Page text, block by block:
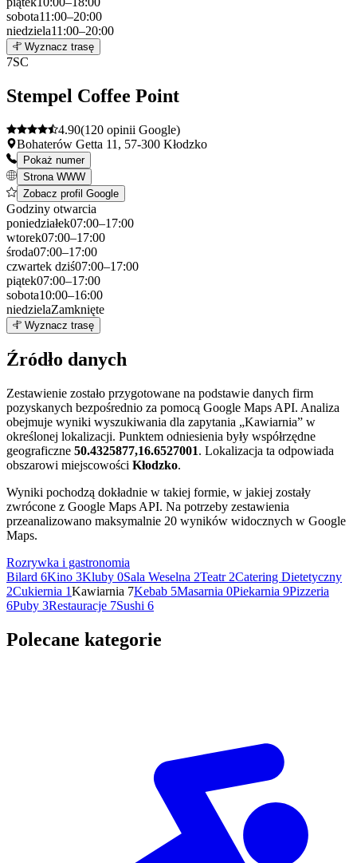
sobota11:00–20:00
niedziela11:00–20:00
+
Wyznacz trasę
7SC
Stempel Coffee Point
4.90(120 opinii Google)
Bohaterów Getta 11, 57-300 Kłodzko
Pokaż numer
Strona WWW
Zobacz profil Google
Godziny otwarcia
poniedziałek07:00–17:00
wtorek07:00–17:00
środa07:00–17:00
czwartek dziś07:00–17:00
piątek07:00–17:00
sobota10:00–16:00
niedzielaZamknięte
+
−
Wyznacz trasę
Źródło danych
Zestawienie zostało przygotowane na podstawie danych firm
pozyskanych bezpośrednio za pomocą Google Maps API. Analiza
obejmuje wyniki wyszukiwania dla zapytania „Kawiarnia” w
określonej lokalizacji. Punktem odniesienia były współrzędne
geograficzne 50.4325877,16.6527001. Lokalizacja ta odpowiada
obszarowi miejscowości Kłodzko.
Wyniki pochodzą dokładnie w takiej formie, w jakiej zostały
zwrócone z Google Maps API. Na potrzeby zestawienia
przeanalizowano maksymalnie 20 wyników widocznych w Google
Maps.
Rozrywka i gastronomia
Bilard 6Kino 3Kluby 0Sala Weselna 2Teatr 2Catering Dietetyczny
2Cukiernia 1Kawiarnia 7Kebab 5Masarnia 0Piekarnia 9Pizzeria
6Puby 3Restauracje 7Sushi 6
Polecane kategorie